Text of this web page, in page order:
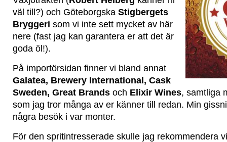
väl till?) och Göteborgska Stigbergets
Bryggeri som vi inte sett mycket av här
nere (fast jag kan garantera er att det är
goda öl!).
På importörsidan finner vi bland annat
Galatea, Brewery International, Cask
Sweden, Great Brands och Elixir Wines, samtliga
som jag tror många av er känner till redan. Min
några besök i var monter.
För den spritintresserade skulle jag rekommendera